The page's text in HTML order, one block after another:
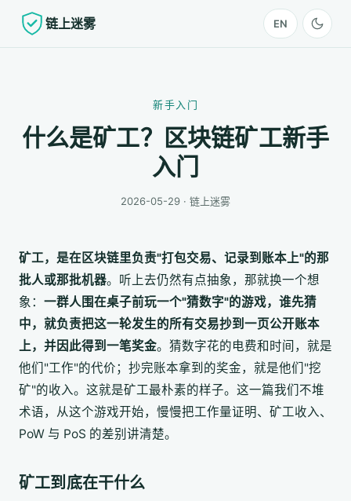
链上迷雾 EN
新手入门
什么是矿工？区块链矿工新手
入门
2026-05-29 · 链上迷雾
矿工，是在区块链里负责"打包交易、记录到账本上"的那
批人或那批机器。听上去仍然有点抽象，那就换一个想
象： 一群人围在桌子前玩一个"猜数字"的游戏，谁先猜
中，就负责把这一轮发生的所有交易抄到一页公开账本
上，并因此得到一笔奖金。猜数字花的电费和时间，就是
他们"工作"的代价；抄完账本拿到的奖金，就是他们"挖
矿"的收入。这就是矿工最朴素的样子。这一篇我们不堆
术语，从这个游戏开始，慢慢把工作量证明、矿工收入、
PoW 与 PoS 的差别讲清楚。
矿工到底在干什么